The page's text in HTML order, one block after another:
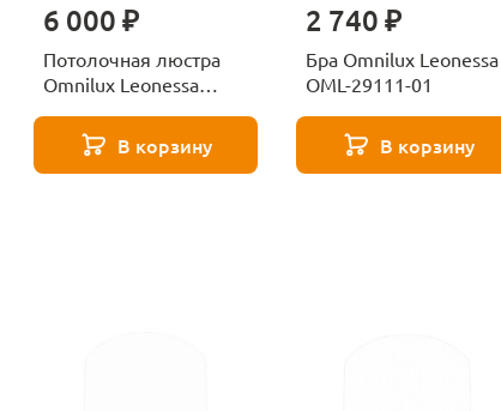
6 000 ₽
Потолочная люстра
Omnilux Leonessa
В корзину
2 740 ₽
Бра Omnilux Leonessa
OML-29111-01
В корзину